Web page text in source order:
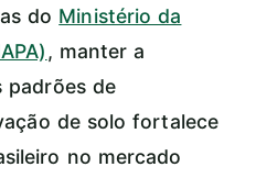
do Ministério da
, manter a
padrões de
de solo fortalece
no mercado